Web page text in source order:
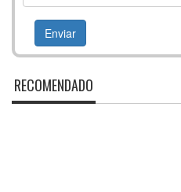
RECOMENDADO